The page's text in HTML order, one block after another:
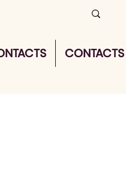
CONTACTS